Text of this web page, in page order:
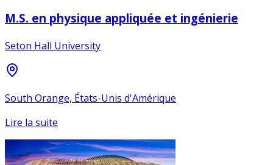
M.S. en physique appliquée et ingénierie
Seton Hall University
South Orange, États-Unis d'Amérique
Lire la suite